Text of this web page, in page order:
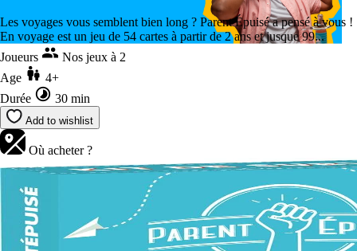
Les voyages vous semblent bien long ? Parent Épuisé a pensé à vous !
En voyage est un jeu de 54 cartes à partir de 2 ans et jusque 99...
Joueurs
Nos jeux à 2
Age
4+
Durée
30 min
Add to wishlist
Où acheter ?